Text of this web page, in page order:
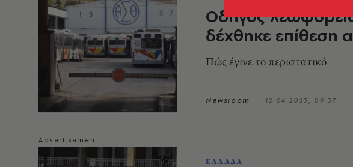
Οδηγός
δέχθηκε επίθεση
Πώς έγινε το περιστατικό
Newsroom 12.04.2023, 09:37
ΕΛΛΑΔΑ